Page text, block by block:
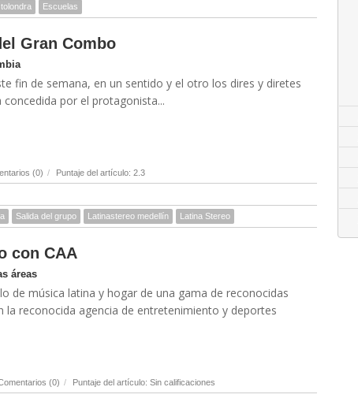
Escuelas
Gran Combo
fin de semana, en un sentido y el otro los dires y diretes
por el protagonista...
(0) / Puntaje del artículo: 2.3
Salida del grupo Latinastereo medellín Latina Stereo
con CAA
áreas
de música latina y hogar de una gama de reconocidas
reconocida agencia de entretenimiento y deportes
(0) / Puntaje del artículo: Sin calificaciones